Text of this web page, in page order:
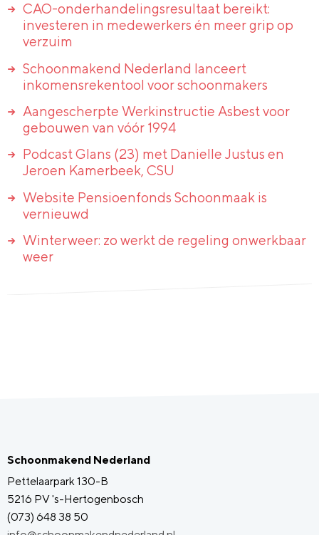
CAO-onderhandelingsresultaat bereikt:
investeren in medewerkers én meer grip op
verzuim
Schoonmakend Nederland lanceert
inkomensrekentool voor schoonmakers
Aangescherpte Werkinstructie Asbest voor
gebouwen van vóór 1994
Podcast Glans (23) met Danielle Justus en
Jeroen Kamerbeek, CSU
Website Pensioenfonds Schoonmaak is
vernieuwd
Winterweer: zo werkt de regeling onwerkbaar
weer
Schoonmakend Nederland
Pettelaarpark 130-B
5216 PV 's-Hertogenbosch
(073) 648 38 50